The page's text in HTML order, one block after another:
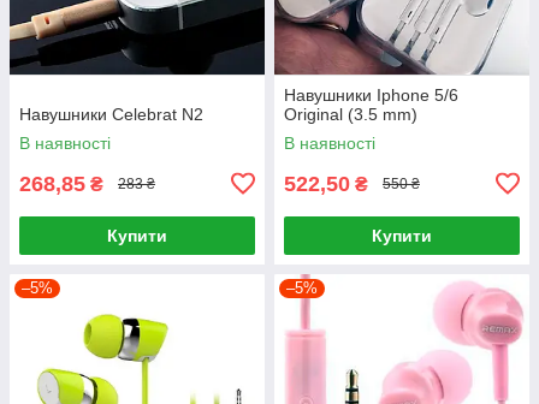
Навушники Celebrat N2
В наявності
268,85 ₴ 283 ₴
Купити
Навушники Iphone 5/6
Original (3.5 mm)
В наявності
522,50 ₴ 550 ₴
Купити
–5% –5%